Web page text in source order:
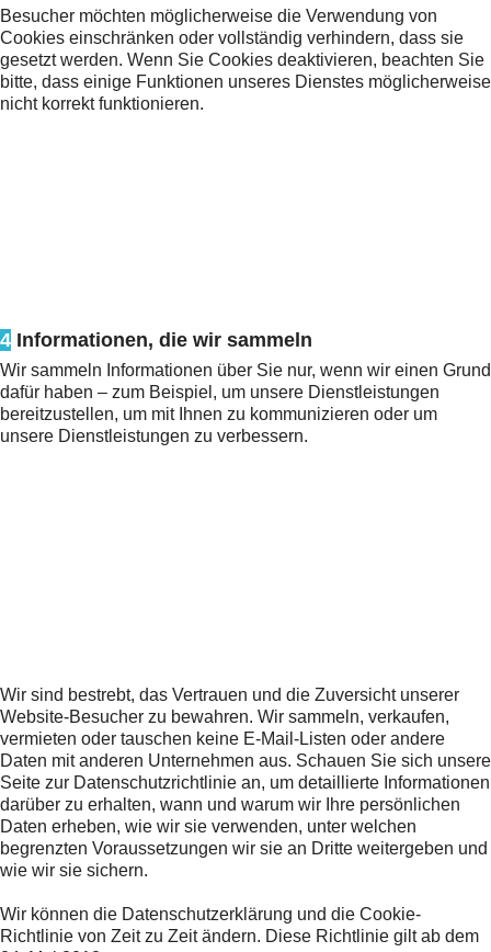
Besucher möchten möglicherweise die Verwendung von
Cookies einschränken oder vollständig verhindern, dass sie
gesetzt werden. Wenn Sie Cookies deaktivieren, beachten Sie
bitte, dass einige Funktionen unseres Dienstes möglicherweise
nicht korrekt funktionieren.
4 Informationen, die wir sammeln
Wir sammeln Informationen über Sie nur, wenn wir einen Grund
dafür haben – zum Beispiel, um unsere Dienstleistungen
bereitzustellen, um mit Ihnen zu kommunizieren oder um
unsere Dienstleistungen zu verbessern.
Wir sind bestrebt, das Vertrauen und die Zuversicht unserer
Website-Besucher zu bewahren. Wir sammeln, verkaufen,
vermieten oder tauschen keine E-Mail-Listen oder andere
Daten mit anderen Unternehmen aus. Schauen Sie sich unsere
Seite zur Datenschutzrichtlinie an, um detaillierte Informationen
darüber zu erhalten, wann und warum wir Ihre persönlichen
Daten erheben, wie wir sie verwenden, unter welchen
begrenzten Voraussetzungen wir sie an Dritte weitergeben und
wie wir sie sichern.
Wir können die Datenschutzerklärung und die Cookie-
Richtlinie von Zeit zu Zeit ändern. Diese Richtlinie gilt ab dem